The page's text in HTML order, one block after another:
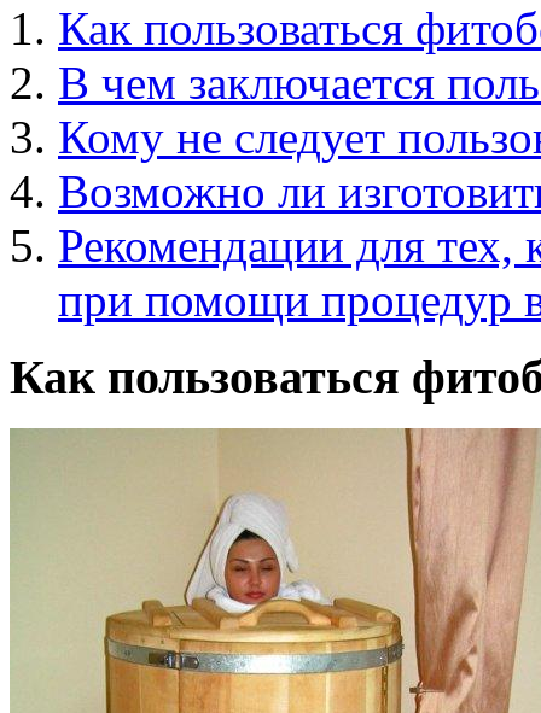
Как пользоваться
В чем заключается
Кому не следует
Возможно ли
Рекомендации для тех,
при помощи процедур
Как пользоваться